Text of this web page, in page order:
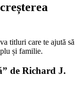
titluri care te ajută să
și familie.
de Richard J.